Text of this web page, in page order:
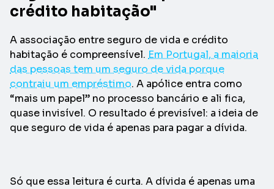
crédito habitação"
A associação entre seguro de vida e crédito
habitação é compreensível. Em Portugal, a maioria
das pessoas tem um seguro de vida porque
contraiu um empréstimo. A apólice entra como
“mais um papel” no processo bancário e ali fica,
quase invisível. O resultado é previsível: a ideia de
que seguro de vida é apenas para pagar a dívida.
Só que essa leitura é curta. A dívida é apenas uma